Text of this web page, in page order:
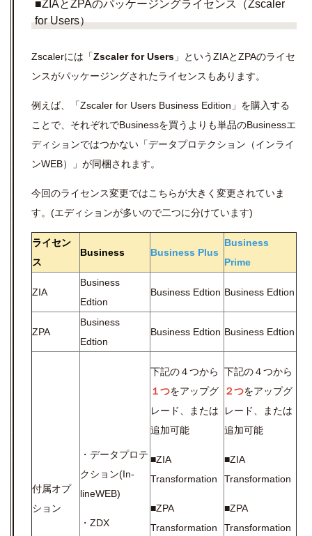
■ZIAとZPAのパッケージングライセンス（Zscaler
for Users）
Zscalerには「Zscaler for Users 」というZIAとZPAのライセ
ンスがパッケージングされたライセンスもあります。
例えば、「Zscaler for Users Business Edition」を購入する
ことで、それぞれでBusinessを買うよりも単品のBusinessエ
ディションではつかない「データプロテクション（インライ
ンWEB）」が同梱されます。
今回のライセンス変更ではこちらが大きく変更されていま
す。(エディションが多いので二つに分けています)
ライセン
ス
Business Business Plus
Business
Prime
ZIA
Business
Edtion
Business Edtion Business Edtion
ZPA
Business
Edtion
Business Edtion Business Edtion
付属オプ
ション
・データプロテ
クション(In-
lineWEB)
・ZDX
下記の４つから
１つをアップグ
レード、または
追加可能
■ZIA
Transformation
■ZPA
Transformation
下記の４つから
２つをアップグ
レード、または
追加可能
■ZIA
Transformation
■ZPA
Transformation